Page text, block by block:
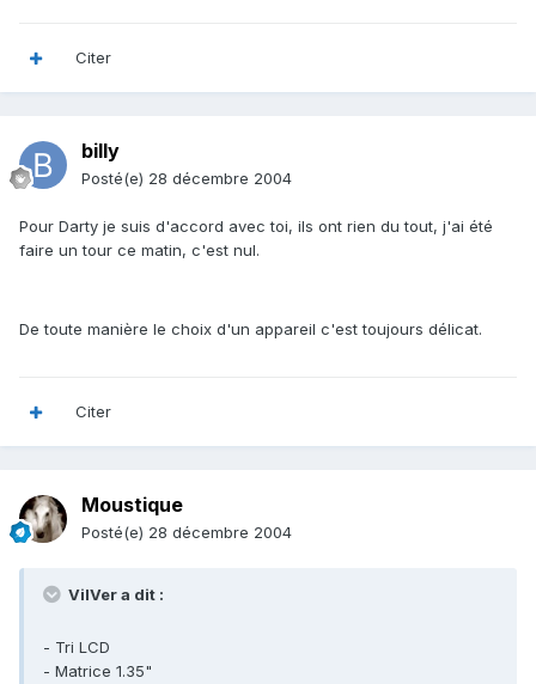
Citer
billy
Posté(e) 28 décembre 2004
Pour Darty je suis d'accord avec toi, ils ont rien du tout, j'ai été
faire un tour ce matin, c'est nul.
De toute manière le choix d'un appareil c'est toujours délicat.
Citer
Moustique
Posté(e) 28 décembre 2004
VilVer a dit :
- Tri LCD
- Matrice 1.35"